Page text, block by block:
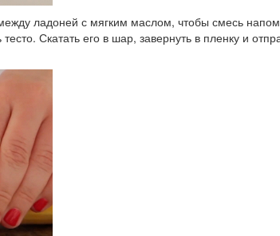
ладоней с мягким маслом, чтобы смесь
Скатать его в шар, завернуть в пленку и